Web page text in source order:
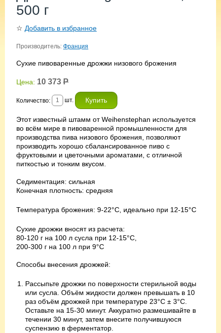
500 г
☆ Добавить в избранное
Производитель: Франция
Сухие пивоваренные дрожжи низового брожения
Цена: 10 373 Р
Количество: шт.
Этот известный штамм от Weihenstephan используется
во всём мире в пивоваренной промышленности для
производства пива низового брожения, позволяют
производить хорошо сбалансированное пиво с
фруктовыми и цветочными ароматами, с отличной
питкостью и тонким вкусом.
Седиментация: сильная
Конечная плотность: средняя
Температура брожения: 9-22°С, идеально при 12-15°С
Сухие дрожжи вносят из расчета:
80-120 г на 100 л сусла при 12-15°С,
200-300 г на 100 л при 9°С
Способы внесения дрожжей:
Рассыпьте дрожжи по поверхности стерильной воды
или сусла. Объём жидкости должен превышать в 10
раз объём дрожжей при температуре 23°C ± 3°C.
Оставьте на 15-30 минут. Аккуратно размешивайте в
течении 30 минут, затем внесите получившуюся
суспензию в ферментатор.